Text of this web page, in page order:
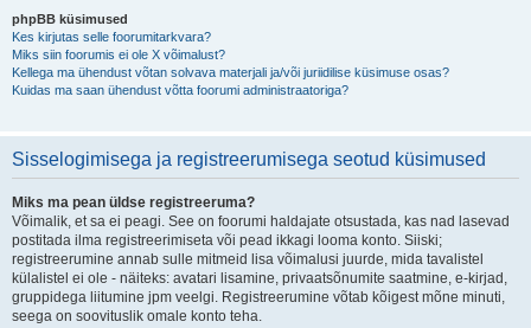
phpBB küsimused
Kes kirjutas selle foorumitarkvara?
Miks siin foorumis ei ole X võimalust?
Kellega ma ühendust võtan solvava materjali ja/või juriidilise küsimuse osas?
Kuidas ma saan ühendust võtta foorumi administraatoriga?
Sisselogimisega ja registreerumisega seotud küsimused
Miks ma pean üldse registreeruma?
Võimalik, et sa ei peagi. See on foorumi haldajate otsustada, kas nad lasevad
postitada ilma registreerimiseta või pead ikkagi looma konto. Siiski;
registreerumine annab sulle mitmeid lisa võimalusi juurde, mida tavalistel
külalistel ei ole - näiteks: avatari lisamine, privaatsõnumite saatmine, e-kirjad,
gruppidega liitumine jpm veelgi. Registreerumine võtab kõigest mõne minuti,
seega on soovituslik omale konto teha.